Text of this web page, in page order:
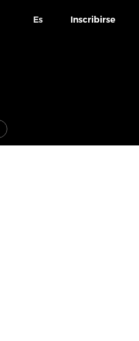
Es Inscribirse